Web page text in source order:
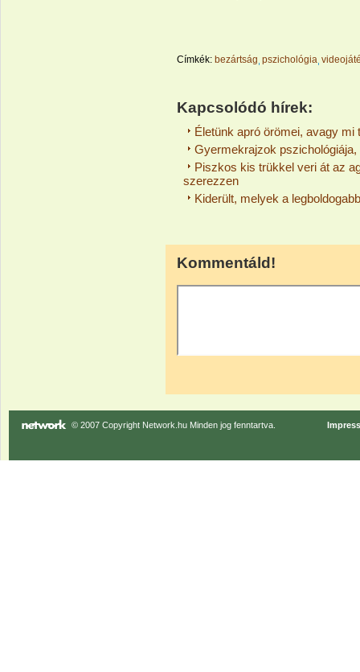
Címkék: bezártság pszichológia
Kapcsolódó hírek:
Életünk apró örömei, avagy
Gyermekrajzok
Piszkos kis trükkel veri át az
szerezzen
Kiderült, melyek a
Kommentáld!
© 2007 Copyright Network.hu Minden jog fenntartva.